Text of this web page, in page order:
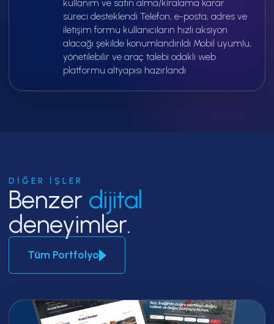
kullanım ve satın alma/kiralama karar
süreci desteklendi Telefon, e-posta, adres ve
iletişim formu kullanıcıların hızlı aksiyon
alacağı şekilde konumlandırıldı Mobil uyumlu,
yönetilebilir ve araç talebi odaklı web
platformu altyapısı hazırlandı
DIĞER İŞLER
Benzer dijital
deneyimler.
Tüm Portfolyo